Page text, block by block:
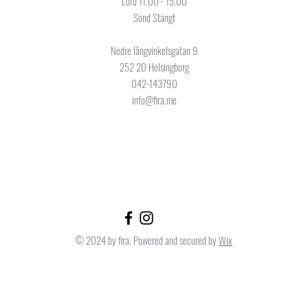
Sönd Stängt
Nedre långvinkelsgatan 9
252 20 Helsingborg
042-143790
info@fira.me
© 2024 by fira. Powered and secured byWix